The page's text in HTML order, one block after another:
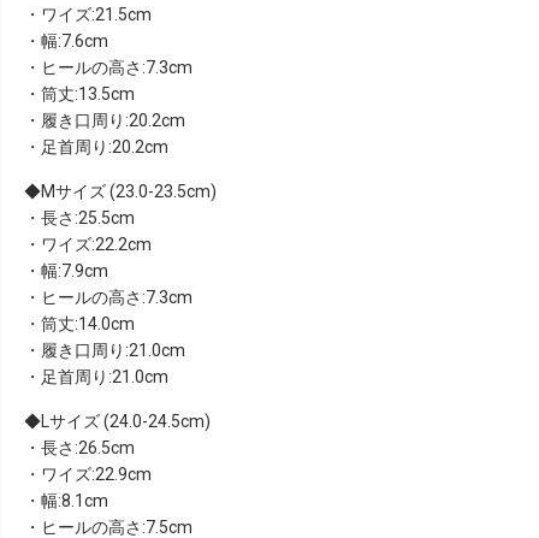
・ワイズ:21.5cm
・幅:7.6cm
・ヒールの高さ:7.3cm
・筒丈:13.5cm
・履き口周り:20.2cm
・足首周り:20.2cm
Mサイズ (23.0-23.5cm)
・長さ:25.5cm
・ワイズ:22.2cm
・幅:7.9cm
・ヒールの高さ:7.3cm
・筒丈:14.0cm
・履き口周り:21.0cm
・足首周り:21.0cm
Lサイズ (24.0-24.5cm)
・長さ:26.5cm
・ワイズ:22.9cm
・幅:8.1cm
・ヒールの高さ:7.5cm